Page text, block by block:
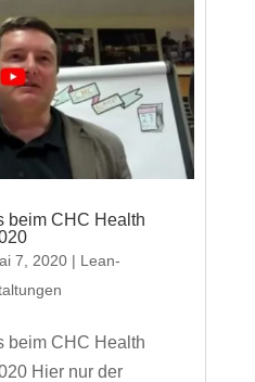
beim CHC Health
7, 2020| Lean-
beim CHC Health
Hier nur der